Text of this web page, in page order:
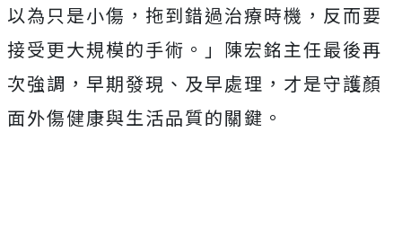
以為只是小傷，拖到錯過治療時機，反而要
接受更大規模的手術。」陳宏銘主任最後再
次強調，早期發現、及早處理，才是守護顏
面外傷健康與生活品質的關鍵。